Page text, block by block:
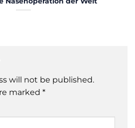
will not be published.
marked *